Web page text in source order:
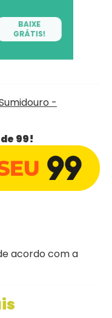
-
99!
acordo com a